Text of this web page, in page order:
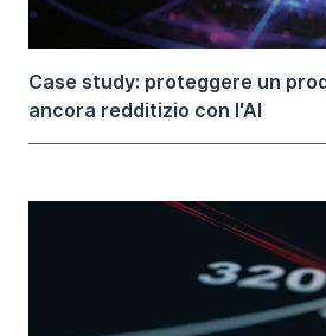
Case study: proteggere un
ancora redditizio con l'AI